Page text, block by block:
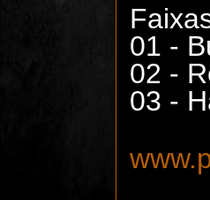
01 -
02 -
03 -